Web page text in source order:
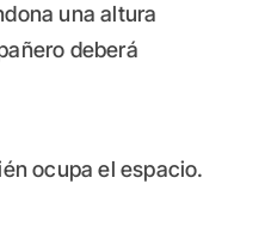
una altura
deberá
ocupa el espacio.